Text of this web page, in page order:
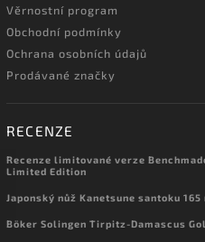
Věrnostní program
Obchodní podmínky
Ochrana osobních údajů
Prodávané značky
RECENZE
Recenze limitované verze
Limited Edition
Japonský nůž Kanetsune santoku
Böker Solingen Tirpitz-Damascus